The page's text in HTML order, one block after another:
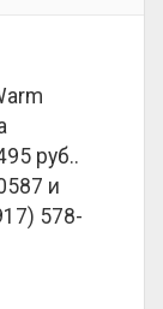
руб..
и
578-